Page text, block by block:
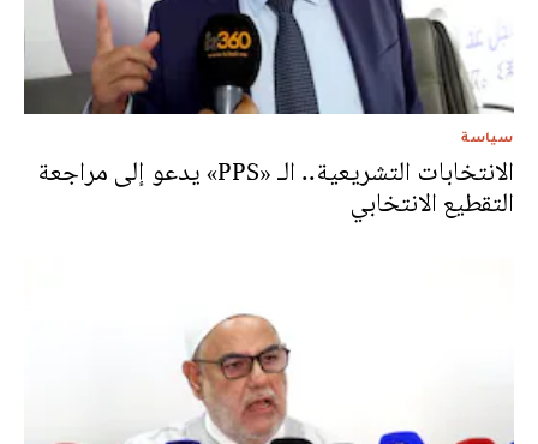
سياسة
الانتخابات التشريعية.. الـ «PPS» يدعو إلى مراجعة
التقطيع الانتخابي